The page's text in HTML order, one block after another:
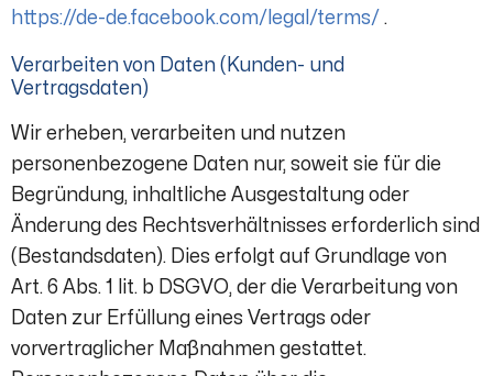
https://de-de.facebook.com/legal/terms/ .
Verarbeiten von Daten (Kunden- und
Vertragsdaten)
Wir erheben, verarbeiten und nutzen
personenbezogene Daten nur, soweit sie für die
Begründung, inhaltliche Ausgestaltung oder
Änderung des Rechtsverhältnisses erforderlich sind
(Bestandsdaten). Dies erfolgt auf Grundlage von
Art. 6 Abs. 1 lit. b DSGVO, der die Verarbeitung von
Daten zur Erfüllung eines Vertrags oder
vorvertraglicher Maßnahmen gestattet.